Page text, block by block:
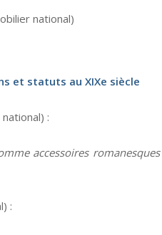
national)
et statuts au XIXe siècle
:
accessoires romanesques
: